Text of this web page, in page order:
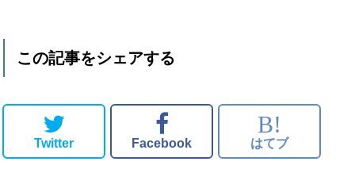
この記事をシェアする
Twitter Facebook
B!
はてブ